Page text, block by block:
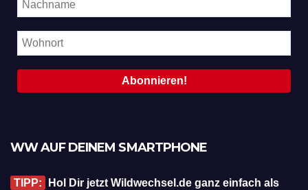
WW AUF DEINEM SMARTPHONE
TIPP:
Hol Dir jetzt Wildwechsel.de ganz einfach als